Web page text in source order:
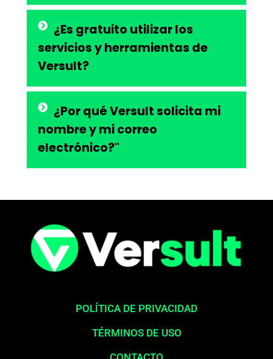
¿Es gratuito utilizar los
servicios y herramientas de
Versult?
¿Por qué Versult solicita mi
nombre y mi correo
electrónico?"
POLÍTICA DE PRIVACIDAD
TÉRMINOS DE USO